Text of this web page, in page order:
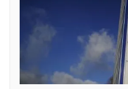
VTV Money